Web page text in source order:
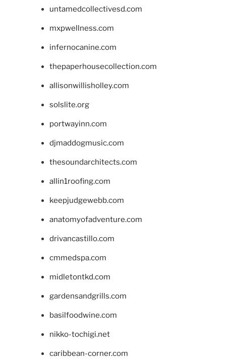
untamedcollectivesd.com
mxpwellness.com
infernocanine.com
thepaperhousecollection.com
allisonwillisholley.com
solslite.org
portwayinn.com
djmaddogmusic.com
thesoundarchitects.com
allin1roofing.com
keepjudgewebb.com
anatomyofadventure.com
drivancastillo.com
cmmedspa.com
midletontkd.com
gardensandgrills.com
basilfoodwine.com
nikko-tochigi.net
caribbean-corner.com